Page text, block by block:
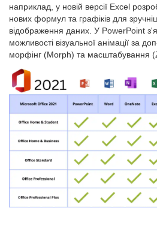
наприклад, у новій версії Excel
нових формул та графіків для
відображення даних. У PowerPoint
можливості візуальної анімації за
морфінг (Morph) та масштабування